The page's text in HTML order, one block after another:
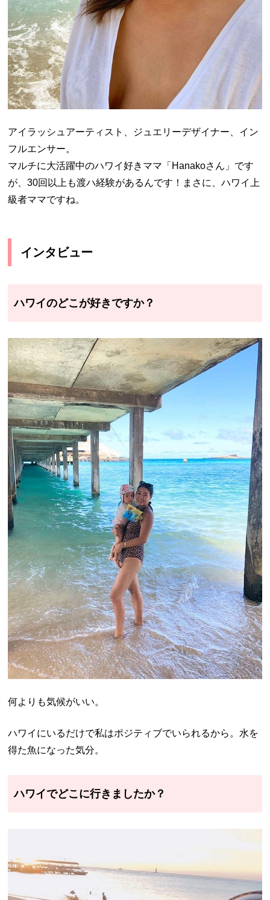
アイラッシュアーティスト、ジュエリーデザイナー、イン
フルエンサー。
マルチに大活躍中のハワイ好きママ「Hanakoさん」です
が、30回以上も渡ハ経験があるんです！まさに、ハワイ上
級者ママですね。
インタビュー
ハワイのどこが好きですか？
何よりも気候がいい。
ハワイにいるだけで私はポジティブでいられるから。水を
得た魚になった気分。
ハワイでどこに行きましたか？